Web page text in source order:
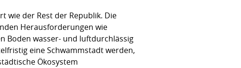
wie der Rest der Republik. Die
Herausforderungen wie
Boden wasser- und luftdurchlässig
eine Schwammstadt werden,
Ökosystem